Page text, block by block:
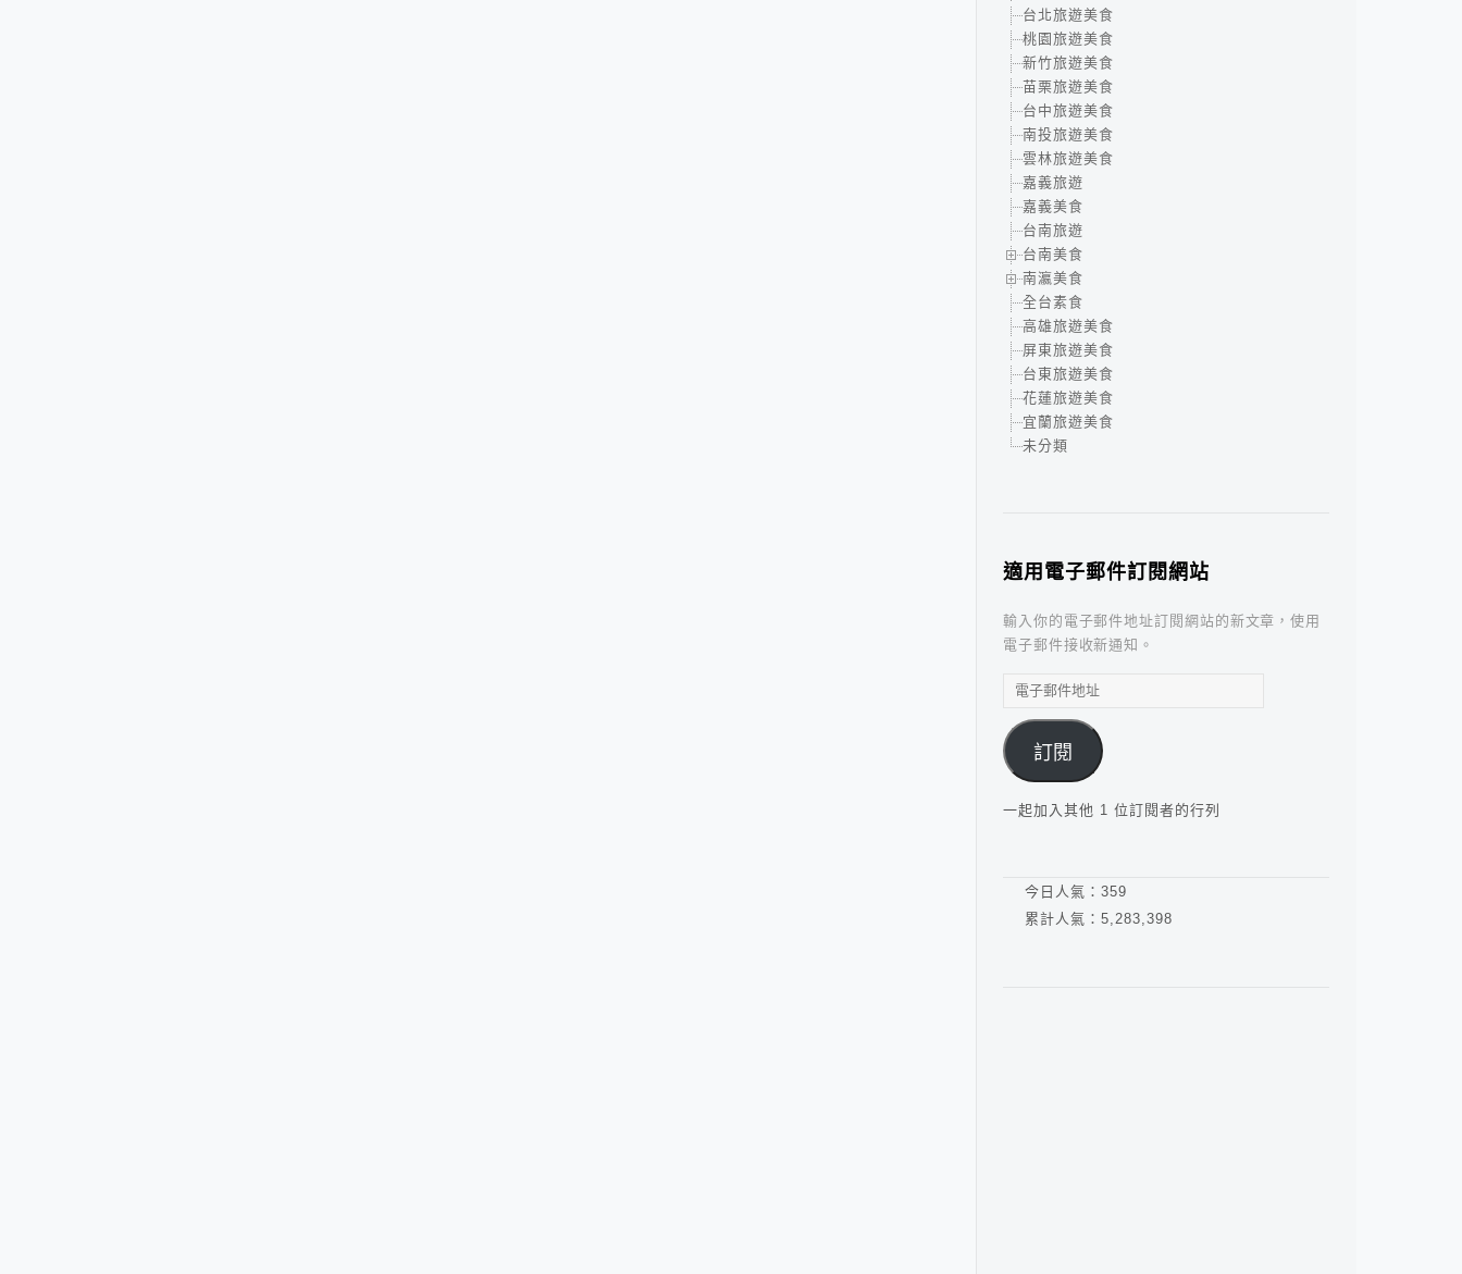
台北旅遊美食
桃園旅遊美食
新竹旅遊美食
苗栗旅遊美食
台中旅遊美食
南投旅遊美食
雲林旅遊美食
嘉義旅遊
嘉義美食
台南旅遊
台南美食
南瀛美食
全台素食
高雄旅遊美食
屏東旅遊美食
台東旅遊美食
花蓮旅遊美食
宜蘭旅遊美食
未分類
適用電子郵件訂閱網站
輸入你的電子郵件地址訂閱網站的新文章，使用
電子郵件接收新通知。
電
郵
件
地
址
訂閱
一起加入其他 1 位訂閱者的行列
今日人氣： 359
累計人氣： 5,283,398